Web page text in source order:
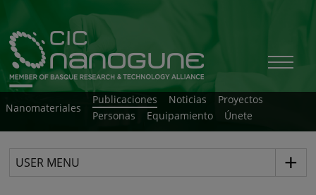
Nanomateriales
Publicaciones Noticias
Proyectos
Personas
Equipamiento Únete
USER MENU